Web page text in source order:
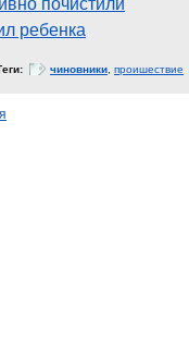
почистили
ребенка
чиновники проишествие